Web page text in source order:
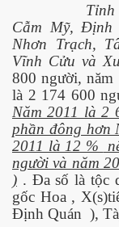
Cẫm Mỹ, Định
Nhơn Trạch,
Vĩnh Cửu và
800 người,
là 2 174 600
Năm 2011 là 2
phần đông hơn
2011 là 12 %
người và năm
) . Đa số là tộc
gốc Hoa ,
Định Quán ),
và ĐBCL